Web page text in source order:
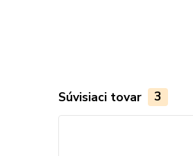
Súvisiaci tovar 3